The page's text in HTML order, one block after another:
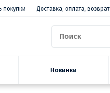
покупки Доставка, оплата, возврат
Новинки